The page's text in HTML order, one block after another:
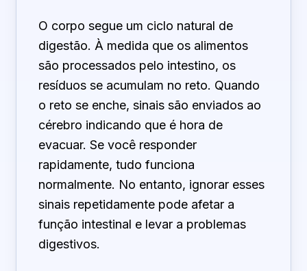
O corpo segue um ciclo natural de
digestão. À medida que os alimentos
são processados pelo intestino, os
resíduos se acumulam no reto. Quando
o reto se enche, sinais são enviados ao
cérebro indicando que é hora de
evacuar. Se você responder
rapidamente, tudo funciona
normalmente. No entanto, ignorar esses
sinais repetidamente pode afetar a
função intestinal e levar a problemas
digestivos.